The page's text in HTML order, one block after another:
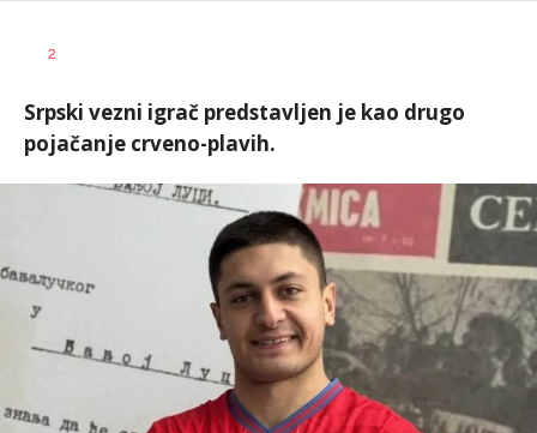
AUTOR
2
Srpski vezni igrač predstavljen je kao drugo
pojačanje crveno-plavih.